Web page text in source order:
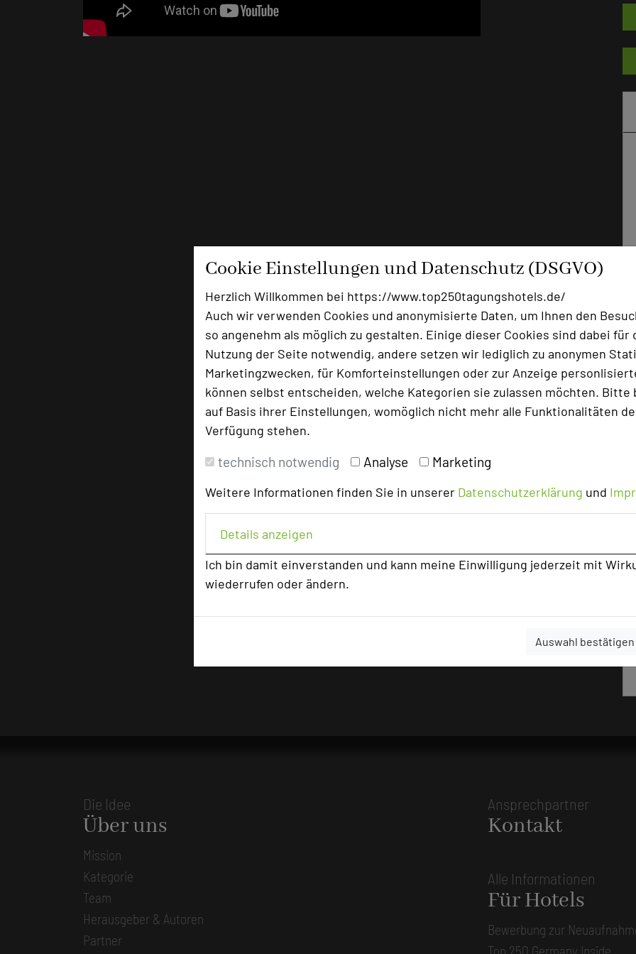
Cookie Einstellungen und Datenschutz (DSGVO)
Herzlich Willkommen bei https://www.top250tagungshotels.de/
Auch wir verwenden Cookies und anonymisierte Daten, um Ihnen den
so angenehm als möglich zu gestalten. Einige dieser Cookies sind dabei für
Nutzung der Seite notwendig, andere setzen wir lediglich zu anonymen
Marketingzwecken, für Komforteinstellungen oder zur Anzeige
können selbst entscheiden, welche Kategorien sie zulassen möchten. Bitte
auf Basis ihrer Einstellungen, womöglich nicht mehr alle Funktionalitäten
Verfügung stehen.
technisch notwendig Analyse Marketing
Weitere Informationen finden Sie in unserer Datenschutzerklärung und
Details anzeigen
Ich bin damit einverstanden und kann meine Einwilligung jederzeit mit
wiederrufen oder ändern.
Auswahl bestätigen
Die Idee
Über uns
Mission
Kategorie
Team
Herausgeber & Autoren
Partner
Ansprechpartner
Kontakt
Alle Informationen
Für Hotels
Bewerbung zur